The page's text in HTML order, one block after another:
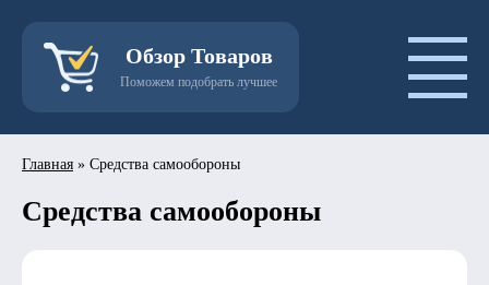
Обзор Товаров
Поможем подобрать лучшее
Главная » Средства самообороны
Средства самообороны